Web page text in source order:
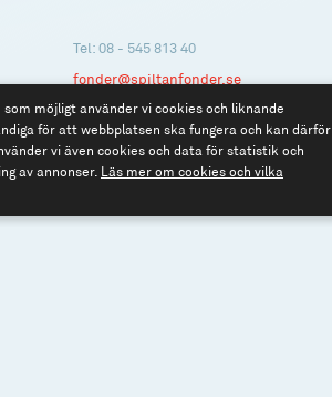
Tel: 08 - 545 813 40
fonder@spiltanfonder.se
möjligt använder vi cookies och liknande
för att webbplatsen ska fungera och kan därför
vi även cookies och data för statistik och
av annonser. Läs mer om cookies och vilka